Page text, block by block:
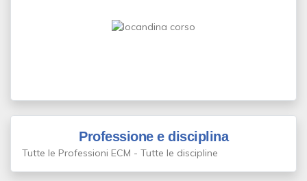
Professione e disciplina
Tutte le Professioni ECM - Tutte le discipline